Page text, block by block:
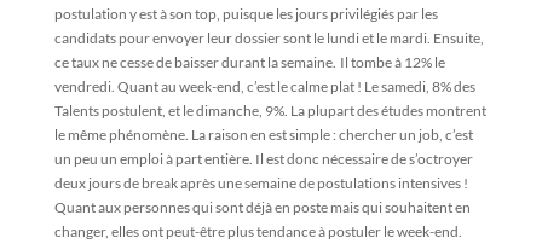
postulation y est à son top, puisque les jours privilégiés par les
candidats pour envoyer leur dossier sont le lundi et le mardi. Ensuite,
ce taux ne cesse de baisser durant la semaine. Il tombe à 12% le
vendredi. Quant au week-end, c’est le calme plat ! Le samedi, 8% des
Talents postulent, et le dimanche, 9%. La plupart des études montrent
le même phénomène. La raison en est simple : chercher un job, c’est
un peu un emploi à part entière. Il est donc nécessaire de s’octroyer
deux jours de break après une semaine de postulations intensives !
Quant aux personnes qui sont déjà en poste mais qui souhaitent en
changer, elles ont peut-être plus tendance à postuler le week-end.